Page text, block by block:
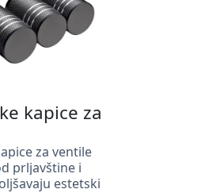
kapice za
za ventile
prljavštine i
estetski